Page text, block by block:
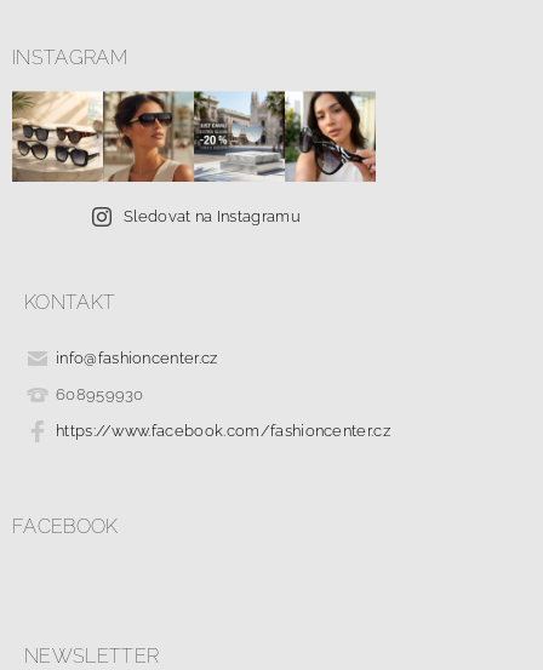
INSTAGRAM
Sledovat na Instagramu
KONTAKT
info@fashioncenter.cz
608959930
https://www.facebook.com/fashioncenter.cz
FACEBOOK
NEWSLETTER